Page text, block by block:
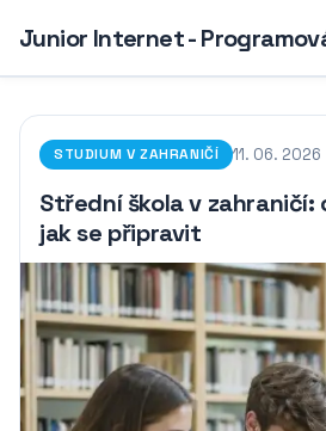
Junior Internet -
STUDIUM V ZAHRANIČÍ 11. 06. 2026
Střední škola v zahraničí:
jak se připravit